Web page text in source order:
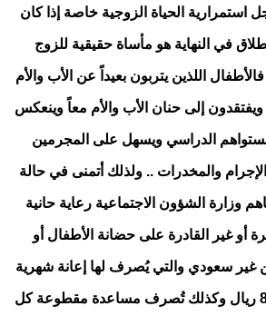
الحياة الزوجية خاصة إذا كان
في النهاية هو مأساة حقيقية للزوج
اللذين يتربون بعيداً عن الأب والأم
إلى حنان الأب والأم معاً وينعكس
الدراسي ويسهل على المجرمين
والمخدرات .. ولذلك أتمنى في حالة
وزارة الشؤون الاجتماعية رعاية حانية
أو غير القادرة على حضانة الأطفال أو
غير سعودي والتي يُصرف لها إعانة شهرية
من الضمان تُقدر بـ800 ريال وكذلك تُصرف مساعدة مقطوعة كل